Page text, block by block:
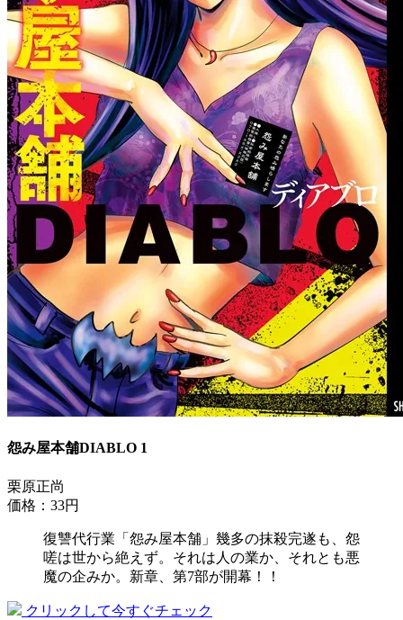
怨み屋本舗DIABLO 1
栗原正尚
価格：33円
復讐代行業「怨み屋本舗」幾多の抹殺完遂も、怨
嗟は世から絶えず。それは人の業か、それとも悪
魔の企みか。新章、第7部が開幕！！
クリックして今すぐチェック